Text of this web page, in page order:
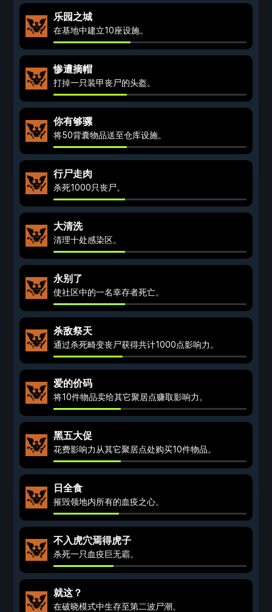
乐园之城
在基地中建立10座设施。
惨遭摘帽
打掉一只装甲丧尸的头盔。
你有够骡
将50背囊物品送至仓库设施。
行尸走肉
杀死1000只丧尸。
大清洗
清理十处感染区。
永别了
使社区中的一名幸存者死亡。
杀敌祭天
通过杀死畸变丧尸获得共计1000点影响力。
爱的价码
将10件物品卖给其它聚居点赚取影响力。
黑五大促
花费影响力从其它聚居点处购买10件物品。
日全食
摧毁领地内所有的血疫之心。
不入虎穴焉得虎子
杀死一只血疫巨无霸。
就这？
在破晓模式中生存至第二波尸潮。